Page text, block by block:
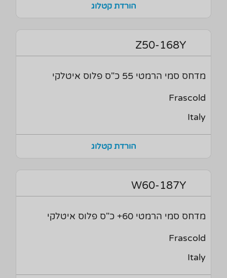
הורדת קטלוג
Z50-168Y
מדחס סמי הרמטי 55 כ"ס פלוס איטלקי
Frascold
Italy
הורדת קטלוג
W60-187Y
מדחס סמי הרמטי 60+ כ"ס פלוס איטלקי
Frascold
Italy